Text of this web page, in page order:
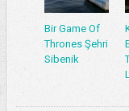
Bir Game Of
Thrones Şehri
Sibenik